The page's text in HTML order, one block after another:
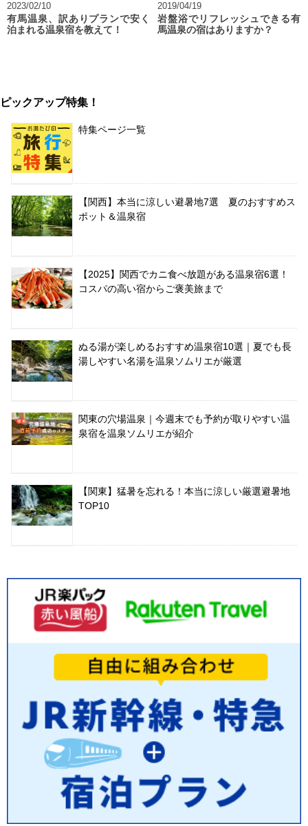
2023/02/10
有馬温泉、訳ありプランで安く
泊まれる温泉宿を教えて！
2019/04/19
岩盤浴でリフレッシュできる有
馬温泉の宿はありますか？
ピックアップ特集！
特集ページ一覧
【関西】本当に涼しい避暑地7選 夏のおすすめス
ポット＆温泉宿
【2025】関西でカニ食べ放題がある温泉宿6選！
コスパの高い宿からご褒美旅まで
ぬる湯が楽しめるおすすめ温泉宿10選｜夏でも長
湯しやすい名湯を温泉ソムリエが厳選
関東の穴場温泉｜今週末でも予約が取りやすい温
泉宿を温泉ソムリエが紹介
【関東】猛暑を忘れる！本当に涼しい厳選避暑地
TOP10